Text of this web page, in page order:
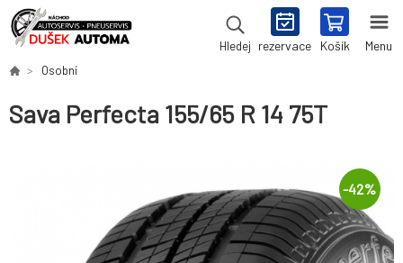
Hledej rezervace Košík Menu
Osobní
Sava Perfecta 155/65 R 14 75T
-42%